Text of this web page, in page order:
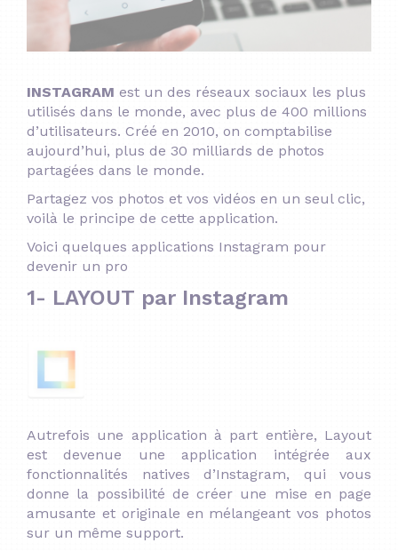
INSTAGRAM est un des réseaux sociaux les plus
utilisés dans le monde, avec plus de 400 millions
d’utilisateurs. Créé en 2010, on comptabilise
aujourd’hui, plus de 30 milliards de photos
partagées dans le monde.
Partagez vos photos et vos vidéos en un seul clic,
voilà le principe de cette application.
Voici quelques applications Instagram pour
devenir un pro
1- LAYOUT par Instagram
Autrefois une application à part entière, Layout
est devenue une application intégrée aux
fonctionnalités natives d’Instagram, qui vous
donne la possibilité de créer une mise en page
amusante et originale en mélangeant vos photos
sur un même support.